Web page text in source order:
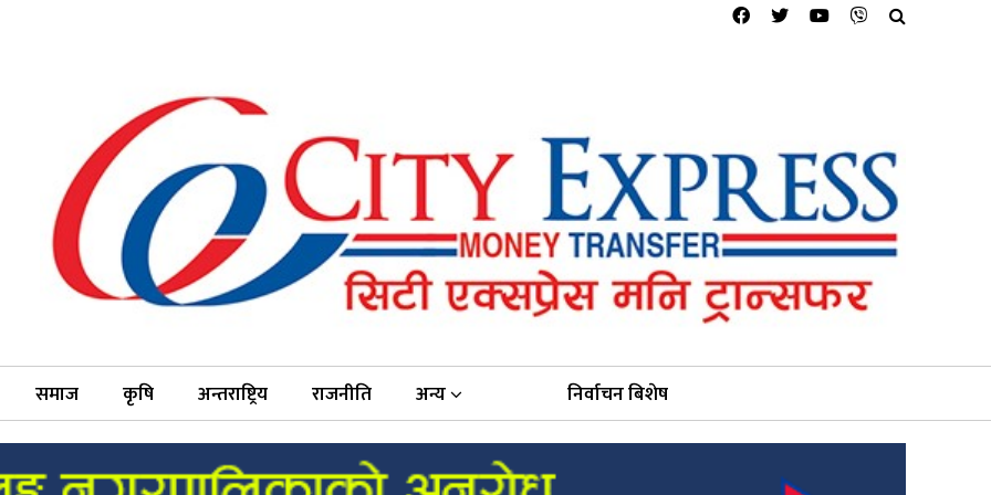
समाज कृषि अन्तराष्ट्रिय राजनीति अन्य निर्वाचन बिशेष